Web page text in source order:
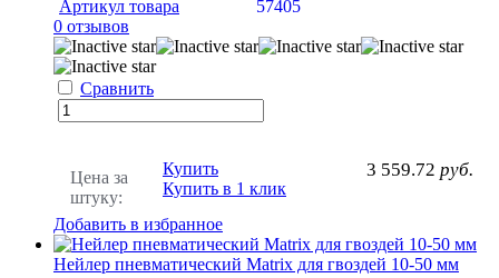
Артикул товара
57405
0 отзывов
Сравнить
Цена за
штуку:
3 559.72 руб.
Купить
Купить в 1 клик
Добавить в избранное
Нейлер пневматический Matrix для гвоздей 10-50 мм